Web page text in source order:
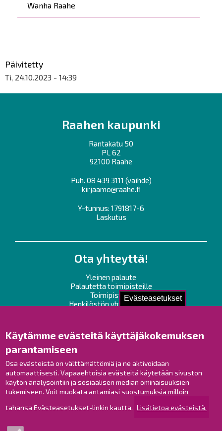
Evästeasetukset
Käytämme evästeitä käyttäjäkokemuksen
parantamiseen
Osa evästeistä on välttämättömiä ja ne aktivoidaan
automaattisesti. Vapaaehtoisia evästeitä käytetään sivuston
käytön analysointiin ja sosiaalisen median ominaisuuksien
tukemiseen. Voit muokata antamiasi suostumuksia milloin
tahansa Evästeasetukset-linkin kautta. Lisätietoa evästeistä.
Wanha Raahe
Päivitetty
Ti, 24.10.2023 - 14:39
Raahen kaupunki
Rantakatu 50
PL 62
92100 Raahe
Puh. 08 439 3111 (vaihde)
kirjaamo@raahe.fi
Y-tunnus: 1791817-6
Laskutus
Ota yhteyttä!
Yleinen palaute
Palautetta toimipisteille
Toimipisteet
Henkilöstön yhteystiedot
Raahe Facebookissa
Raahe Instagramissa
Raahe LinkedInissä
Raahe YouTubessa